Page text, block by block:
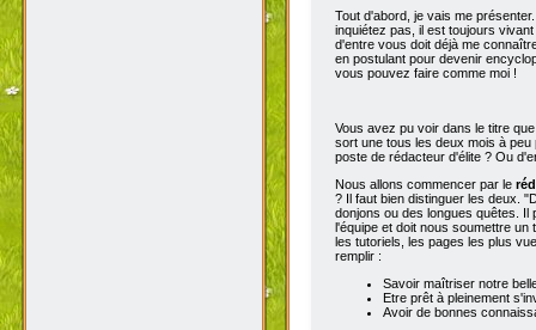
Tout d'abord, je vais me
inquiétez pas, il est toujours
d'entre vous doit déjà me
en postulant pour devenir
vous pouvez faire comme moi !
Vous avez pu voir dans le titre
sort une tous les deux mois à
poste de rédacteur d'élite ? Ou
Nous allons commencer par le
? Il faut bien distinguer les deux.
donjons ou des longues quêtes. Il
l'équipe et doit nous soumettre un
les tutoriels, les pages les plus
remplir :
Savoir maîtriser notre
Etre prêt à pleinement
Avoir de bonnes